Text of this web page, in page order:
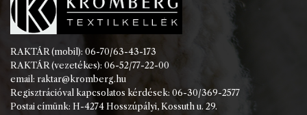
RAKTÁR (mobil): 06-70/63-43-173
RAKTÁR (vezetékes): 06-52/77-22-00
email: raktar@kromberg.hu
Regisztrációval kapcsolatos kérdések: 06-30/369-2577
Postai címünk: H-4274 Hosszúpályi, Kossuth u. 29.